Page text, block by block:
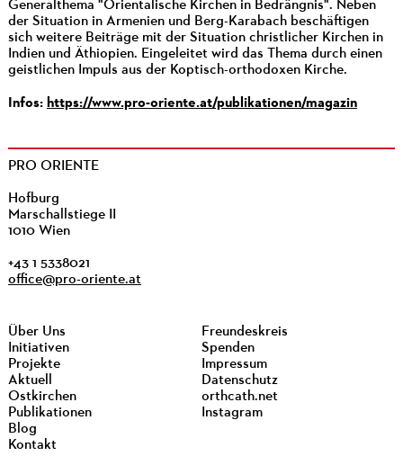
Generalthema "Orientalische Kirchen in Bedrängnis". Neben
der Situation in Armenien und Berg-Karabach beschäftigen
sich weitere Beiträge mit der Situation christlicher Kirchen in
Indien und Äthiopien. Eingeleitet wird das Thema durch einen
geistlichen Impuls aus der Koptisch-orthodoxen Kirche.
Infos:https://www.pro-oriente.at/publikationen/magazin
PRO ORIENTE
Hofburg
Marschallstiege II
1010 Wien
+43 1 5338021
office@pro-oriente.at
Über Uns
Initiativen
Projekte
Aktuell
Ostkirchen
Publikationen
Blog
Kontakt
Freundeskreis
Spenden
Impressum
Datenschutz
orthcath.net
Instagram